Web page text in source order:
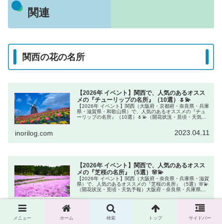
関連
関西の花の名所
【2026年 イベント】関西で、人気のあるオスス
メの『チューリップの名所』（10選）🌷💫
【2026年 イベント】関西（大阪府・京都府・奈良県・兵庫
県・滋賀県・和歌山県）で、人気のあるオススメの『チュ
ーリップの名所』（10選）🌷💫（開花状況・見頃・天気予
inorilog.com 2023.04.11
【2026年 イベント】関西で、人気のあるオスス
メの『芝桜の名所』（5選）🌸💫
【2026年 イベント】関西（大阪府・奈良県・兵庫県・滋賀
県）で、人気のあるオススメの『芝桜の名所』（5選）🌸💫
（開花状況・見頃・天気予報）大阪府・奈良県・兵庫県・
かせます。芝のように広が...
inorilog.com 2024.04.21
メニュー ホーム 検索 トップ サイドバー